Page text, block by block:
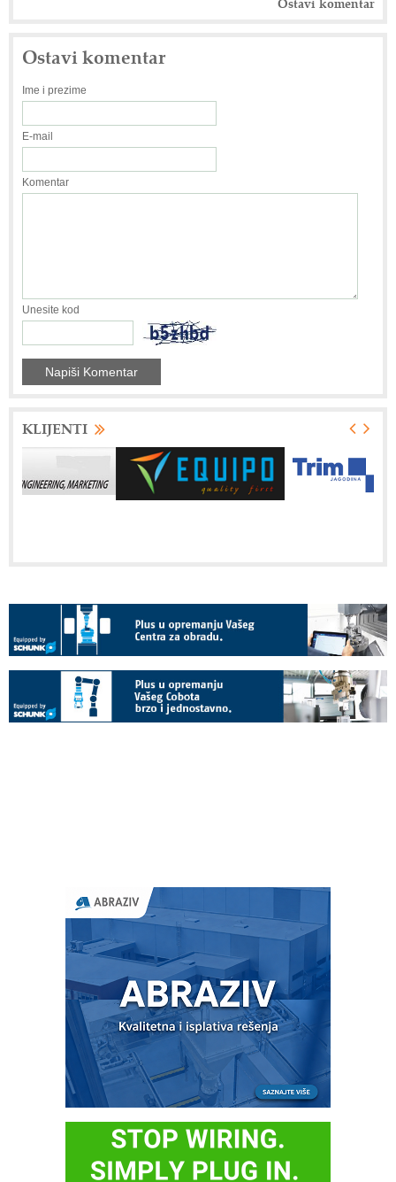
Ostavi komentar
Ime i prezime
E-mail
Komentar
Unesite kod
KLIJENTI